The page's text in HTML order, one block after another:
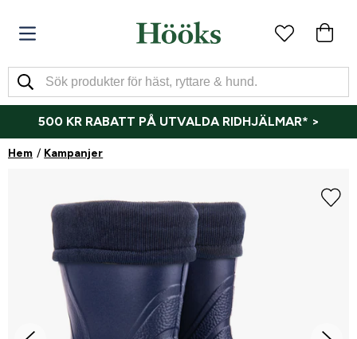
500 KR RABATT PÅ UTVALDA RIDHJÄLMAR* >
Hem Kampanjer